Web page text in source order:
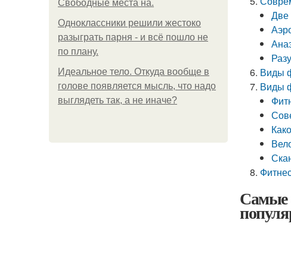
Свободные места на.
Одноклассники решили жестоко
разыграть парня - и всё пошло не
по плану.
Идеальное тело. Откуда вообще в
голове появляется мысль, что надо
выглядеть так, а не иначе?
Две
Виды
Виды
Самые